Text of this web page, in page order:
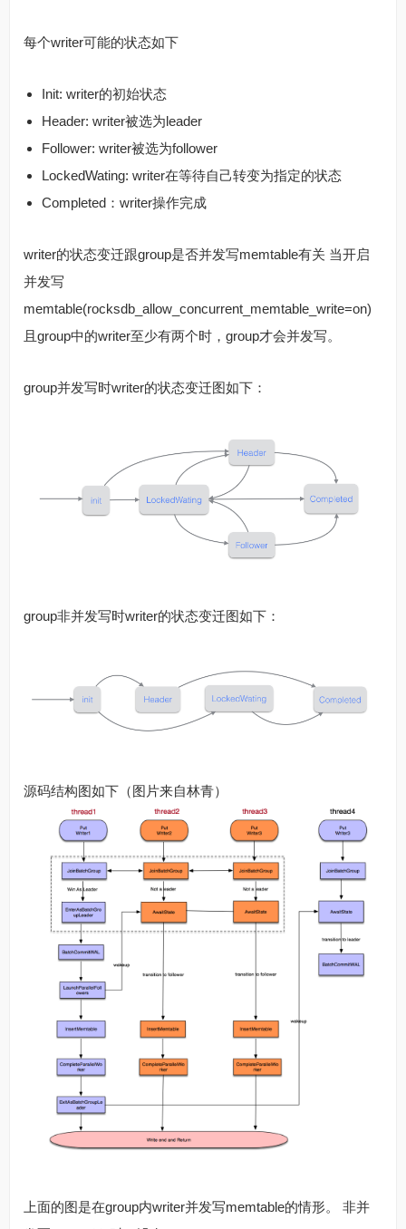
每个writer可能的状态如下
Init: writer的初始状态
Header: writer被选为leader
Follower: writer被选为follower
LockedWating: writer在等待自己转变为指定的状态
Completed：writer操作完成
writer的状态变迁跟group是否并发写memtable有关 当开启
并发写
memtable(rocksdb_allow_concurrent_memtable_write=on)
且group中的writer至少有两个时，group才会并发写。
group并发写时writer的状态变迁图如下：
group非并发写时writer的状态变迁图如下：
源码结构图如下（图片来自林青）
上面的图是在group内writer并发写memtable的情形。 非并